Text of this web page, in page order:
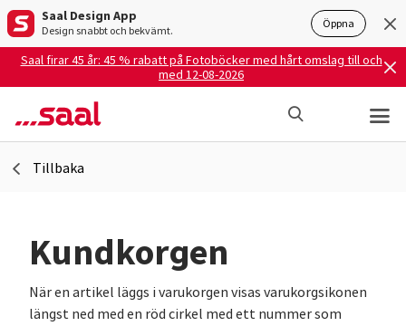
Saal Design App
Design snabbt och bekvämt. Öppna
Saal firar 45 år: 45 % rabatt på Fotoböcker med hårt omslag till och
med 12-08-2026
Tillbaka
Kundkorgen
När en artikel läggs i varukorgen visas varukorgsikonen
längst ned med en röd cirkel med ett nummer som